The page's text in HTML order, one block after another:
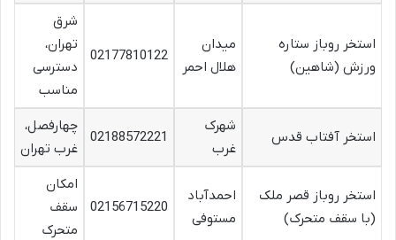
استخر روباز ستاره
ورزش (شاهین)
میدان
هلال احمر
02177810122
شرق
تهران،
دسترسی
مناسب
استخر آفتاب قدس
شهرک
غرب
02188572221
چهارفصل،
غرب تهران
استخر روباز قصر ملک
(با سقف متحرک)
احمدآباد
مستوفی
02156715220
امکان
سقف
متحرک